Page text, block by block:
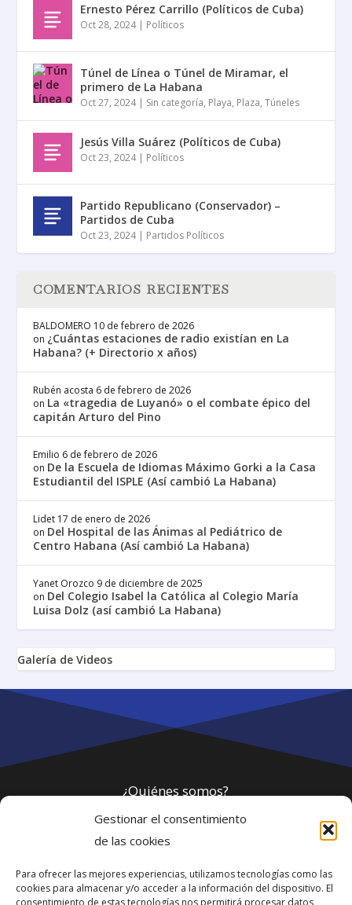
Gestionar el consentimiento
de las cookies
Para ofrecer las mejores experiencias, utilizamos tecnologías como las
cookies para almacenar y/o acceder a la información del dispositivo. El
Ernesto Pérez Carrillo (Políticos de Cuba)
Oct 28, 2024| Políticos
Túnel de Línea o Túnel de Miramar, el
primero de La Habana
Oct 27, 2024| Sin categoría, Playa, Plaza,Túneles
Jesús Villa Suárez (Políticos de Cuba)
Oct 23, 2024| Políticos
Partido Republicano (Conservador) –
Partidos de Cuba
Oct 23, 2024| Partidos Políticos
COMENTARIOS RECIENTES
BALDOMERO 10 de febrero de 2026
on ¿Cuántas estaciones de radio existían en La
Habana? (+ Directorio x años)
Rubén acosta 6 de febrero de 2026
on La «tragedia de Luyanó» o el combate épico del
capitán Arturo del Pino
Emilio 6 de febrero de 2026
on De la Escuela de Idiomas Máximo Gorki a la Casa
Estudiantil del ISPLE (Así cambió La Habana)
Lidet 17 de enero de 2026
on Del Hospital de las Ánimas al Pediátrico de
Centro Habana (Así cambió La Habana)
Yanet Orozco 9 de diciembre de 2025
on Del Colegio Isabel la Católica al Colegio María
Luisa Dolz (así cambió La Habana)
Galería de Videos
¿Quiénes somos?
Política de privacidad
Webmaster